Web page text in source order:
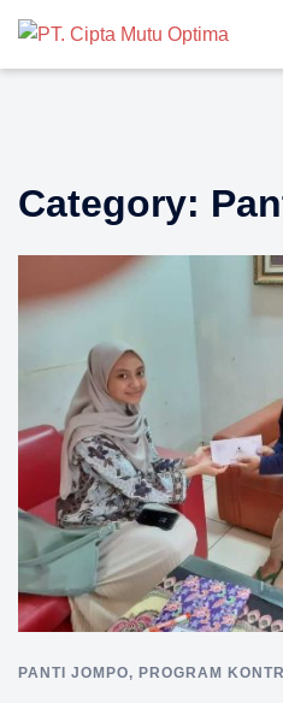
content
Category:
PANTI JOMPO, PROGRAM